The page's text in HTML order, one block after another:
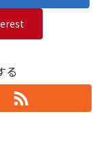
る